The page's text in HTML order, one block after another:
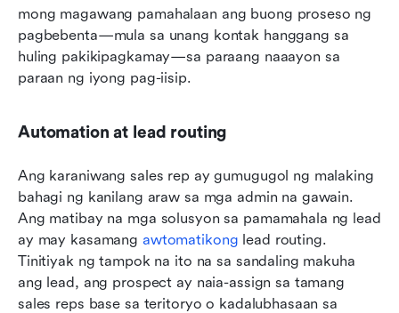
mong magawang pamahalaan ang buong proseso ng
pagbebenta—mula sa unang kontak hanggang sa
huling pakikipagkamay—sa paraang naaayon sa
paraan ng iyong pag-iisip.
Automation at lead routing
Ang karaniwang sales rep ay gumugugol ng malaking
bahagi ng kanilang araw sa mga admin na gawain.
Ang matibay na mga solusyon sa pamamahala ng lead
ay may kasamang awtomatikong lead routing.
Tinitiyak ng tampok na ito na sa sandaling makuha
ang lead, ang prospect ay naia-assign sa tamang
sales reps base sa teritoryo o kadalubhasaan sa